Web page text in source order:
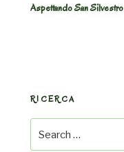
Aspettando San Silvestro
RICERCA
Search
for: